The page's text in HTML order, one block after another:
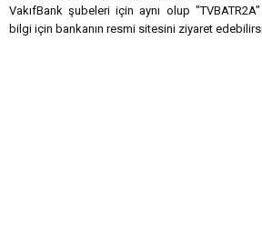
VakıfBank şubeleri için aynı olup
bilgi için bankanın resmi sitesini ziyaret